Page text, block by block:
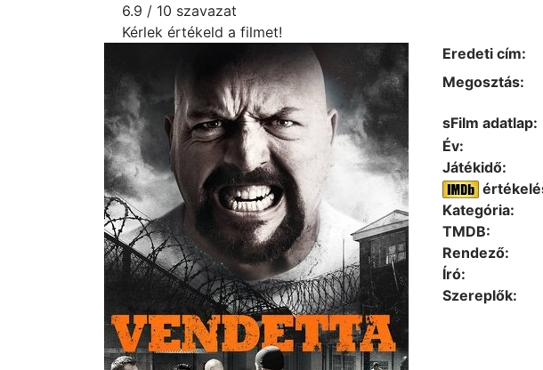
6.9 / 10 szavazat
Kérlek értékeld a filmet!
Eredeti cím:
Megosztás:
sFilm adatlap:
Év:
Játékidő:
Kategória:
TMDB:
Rendező:
Író:
Szereplők: